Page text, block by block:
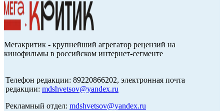
Мегакритик - крупнейший агрегатор рецензий на
кинофильмы в российском интернет-сегменте
Телефон редакции: 89220866202, электронная почта
редакции: mdshvetsov@yandex.ru
Рекламный отдел: mdshvetsov@yandex.ru